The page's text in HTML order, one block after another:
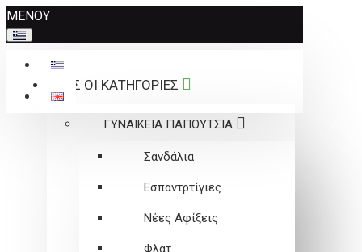
Σημείωση:
Αυτός
ο
ιστότοπος
περιλαμβάνει
ΜΕΝΟΥ
ΟΛΕΣ ΟΙ ΚΑΤΗΓΟΡΙΕΣ
ΓΥΝΑΙΚΕΙΑ ΠΑΠΟΥΤΣΙΑ
Σανδάλια
Εσπαντρτίγιες
Νέες Αφίξεις
Φλατ